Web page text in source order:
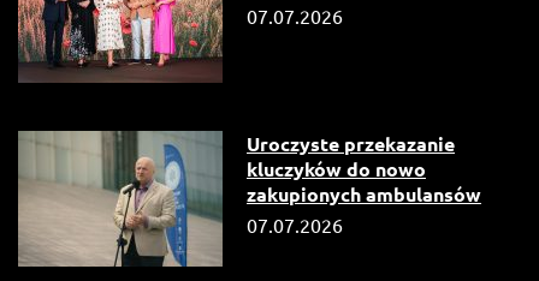
07.07.2026
Uroczyste przekazanie
kluczyków do nowo
zakupionych ambulansów
07.07.2026